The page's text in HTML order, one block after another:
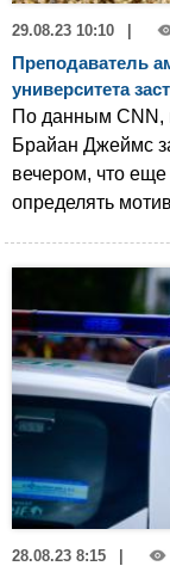
29.08.23 10:10
Преподаватель
университета
По данным CNN,
Брайан Джеймс
вечером, что
определять
28.08.23 8:15